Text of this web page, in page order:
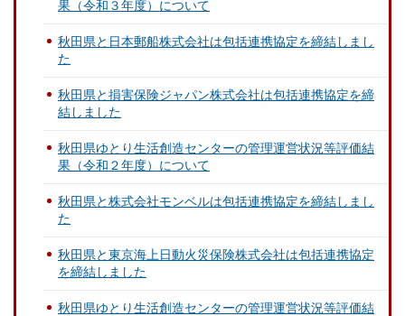
果（令和３年度）について
秋田県と日本郵船株式会社は包括連携協定を締結しまし
た
秋田県と損害保険ジャパン株式会社は包括連携協定を締
結しました
秋田県ゆとり生活創造センターの管理運営状況等評価結
果（令和２年度）について
秋田県と株式会社モンベルは包括連携協定を締結しまし
た
秋田県と東京海上日動火災保険株式会社は包括連携協定
を締結しました
秋田県ゆとり生活創造センターの管理運営状況等評価結